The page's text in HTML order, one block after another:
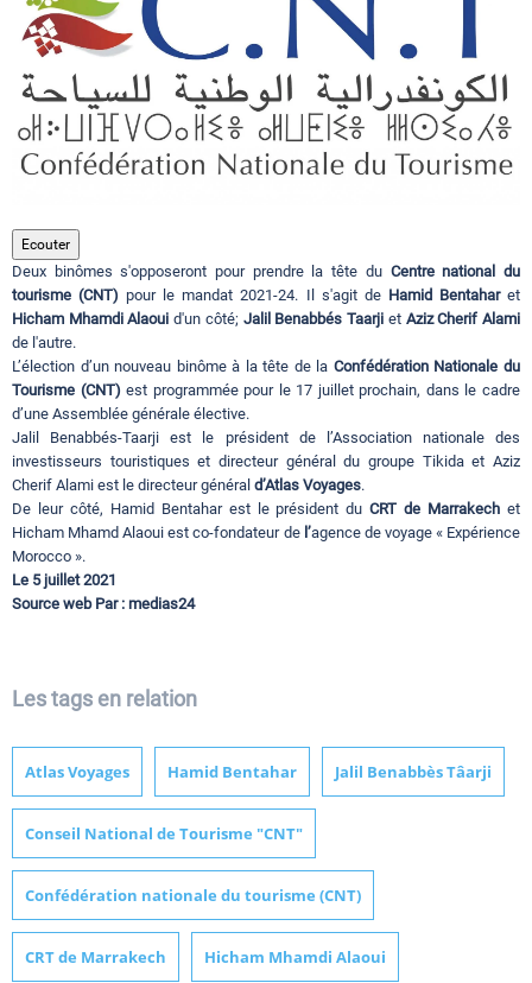
Tourisme
Régions
Evenements
Contact
Ecouter
Deux binômes s'opposeront pour prendre la tête du Centre national du
tourisme (CNT) pour le mandat 2021-24. Il s'agit de Hamid Bentaharet
Hicham Mhamdi Alaoui d'un côté; Jalil Benabbés Taarji et Aziz Cherif Alami
de l'autre.
L’élection d’un nouveau binôme à la tête de la Confédération Nationale du
Tourisme (CNT) est programmée pour le 17 juillet prochain, dans le cadre
d’une Assemblée générale élective.
Jalil Benabbés-Taarji est le président de l’Association nationale des
investisseurs touristiques et directeur général du groupe Tikida et Aziz
Cherif Alami est le directeur général d’Atlas Voyages.
De leur côté, Hamid Bentahar est le président duCRT de Marrakech et
Hicham Mhamd Alaoui est co-fondateur de l’agence de voyage « Expérience
Morocco ».
Le 5 juillet 2021
Source web Par : medias24
Les tags en relation
Atlas Voyages Hamid Bentahar Jalil Benabbès Tâarji
Conseil National de Tourisme "CNT"
Confédération nationale du tourisme (CNT)
CRT de Marrakech Hicham Mhamdi Alaoui